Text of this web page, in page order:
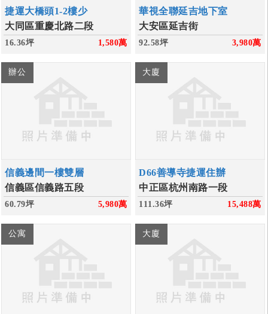
捷運大橋頭1-2樓少
大同區重慶北路二段
16.36坪 1,580萬
華視全聯延吉地下室
大安區延吉街
92.58坪 3,980萬
辦公
信義邊間一樓雙層
信義區信義路五段
60.79坪 5,980萬
大廈
D66善導寺捷運住辦
中正區杭州南路一段
111.36坪 15,488萬
公寓 大廈